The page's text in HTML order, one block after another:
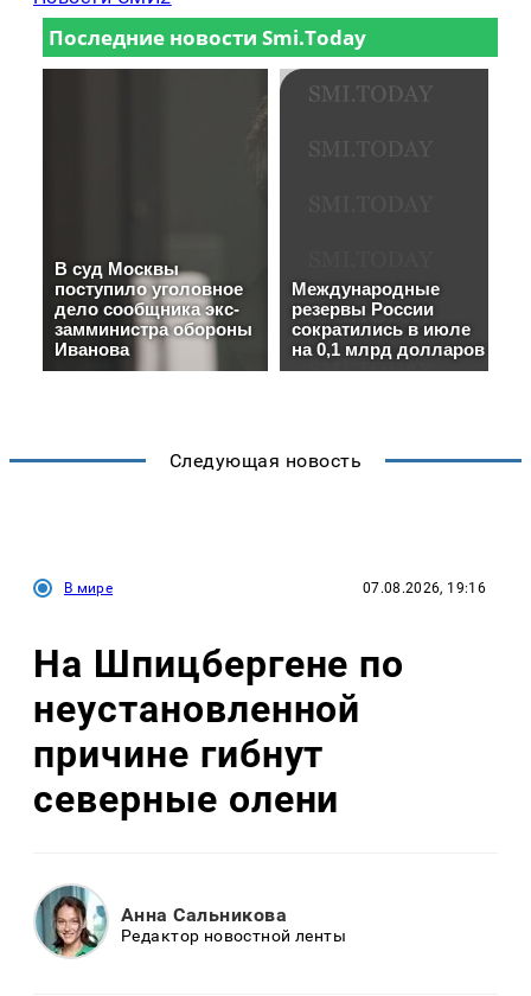
Следующая новость
В мире 07.08.2026, 19:16
На Шпицбергене по
неустановленной
причине гибнут
северные олени
Анна Сальникова
Редактор новостной ленты